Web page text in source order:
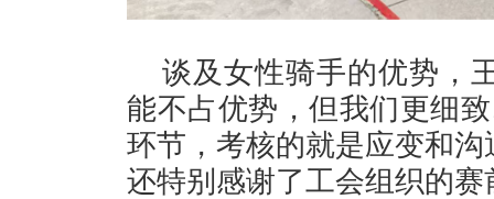
谈及女性骑手的优势，
能不占优势，但我们更细
环节，考核的就是应变和
还特别感谢了工会组织的